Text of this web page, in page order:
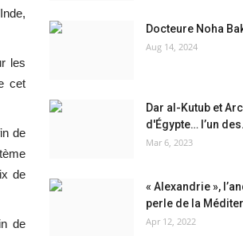
les
cet
de
de
de
Docteure Noha
Aug 14, 2024
Dar al-Kutub et
d'Égypte… l’un
Mar 6, 2023
« Alexandrie »,
perle de la
Apr 12, 2022